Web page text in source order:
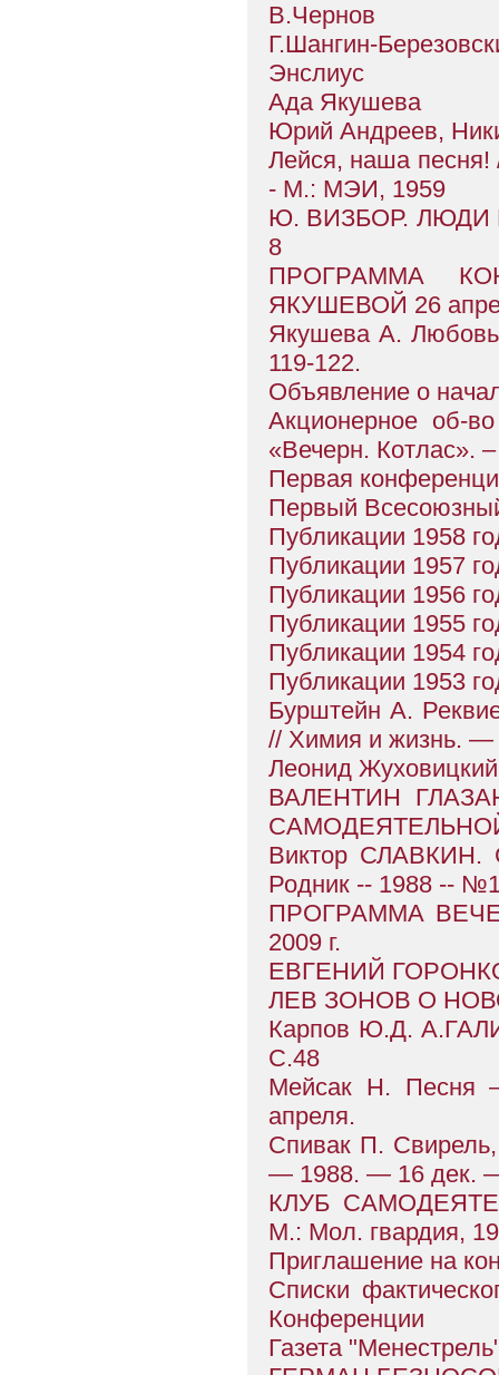
В.Чернов
Г.Шангин-
Энслиус
Ада Якушева
Юрий Андреев,
Лейся, наша
- М.: МЭИ, 1959
Ю. ВИЗБОР. ЛЮДИ
8
ПРОГРАММА
ЯКУШЕВОЙ 26
Якушева А.
119-122.
Объявление о
Акционерное об-
«Вечерн. Котлас».
Первая
Первый
Публикации 1958
Публикации 1957
Публикации 1956
Публикации 1955
Публикации 1954
Публикации 1953
Бурштейн А.
// Химия и жизнь.
Леонид
ВАЛЕНТИН
Виктор
Родник -- 1988 --
ПРОГРАММА
2009 г.
ЕВГЕНИЙ
ЛЕВ ЗОНОВ О
Карпов Ю.Д.
С.48
Мейсак Н. Песня
апреля.
Спивак П.
— 1988. — 16 дек.
КЛУБ
М.: Мол. гвардия,
Приглашение на
Списки
Конференции
Газета